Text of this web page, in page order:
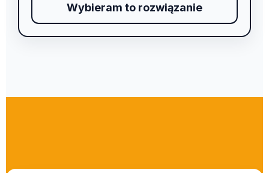
Wybieram to rozwiązanie